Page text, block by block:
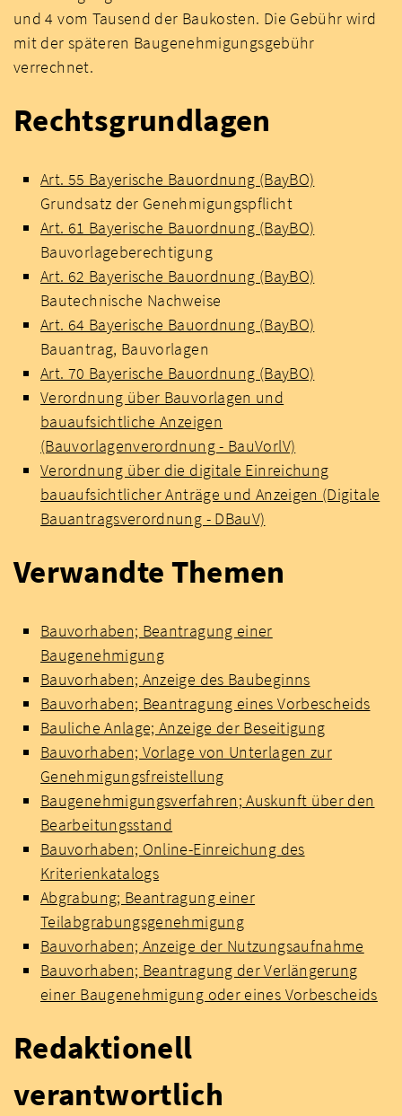
und 4 vom Tausend der Baukosten. Die Gebühr wird
mit der späteren Baugenehmigungsgebühr
verrechnet.
Rechtsgrundlagen
Art. 55 Bayerische Bauordnung (BayBO)
Grundsatz der Genehmigungspflicht
Art. 61 Bayerische Bauordnung (BayBO)
Bauvorlageberechtigung
Art. 62 Bayerische Bauordnung (BayBO)
Bautechnische Nachweise
Art. 64 Bayerische Bauordnung (BayBO)
Bauantrag, Bauvorlagen
Art. 70 Bayerische Bauordnung (BayBO)
Verordnung über Bauvorlagen und
bauaufsichtliche Anzeigen
(Bauvorlagenverordnung - BauVorlV)
Verordnung über die digitale Einreichung
bauaufsichtlicher Anträge und Anzeigen (Digitale
Bauantragsverordnung - DBauV)
Verwandte Themen
Bauvorhaben; Beantragung einer
Baugenehmigung
Bauvorhaben; Anzeige des Baubeginns
Bauvorhaben; Beantragung eines Vorbescheids
Bauliche Anlage; Anzeige der Beseitigung
Bauvorhaben; Vorlage von Unterlagen zur
Genehmigungsfreistellung
Baugenehmigungsverfahren; Auskunft über den
Bearbeitungsstand
Bauvorhaben; Online-Einreichung des
Kriterienkatalogs
Abgrabung; Beantragung einer
Teilabgrabungsgenehmigung
Bauvorhaben; Anzeige der Nutzungsaufnahme
Bauvorhaben; Beantragung der Verlängerung
einer Baugenehmigung oder eines Vorbescheids
Redaktionell
verantwortlich